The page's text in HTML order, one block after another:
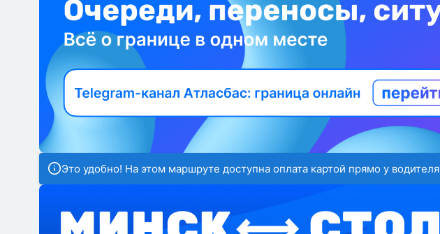
Это удобно! На этом маршруте доступна оплата картой прямо у водителя